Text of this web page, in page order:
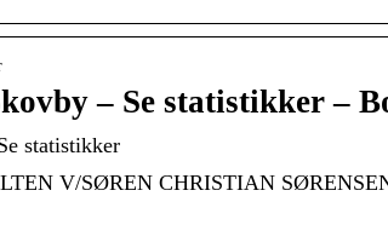
– Se statistikker –
statistikker
V/SØREN CHRISTIAN